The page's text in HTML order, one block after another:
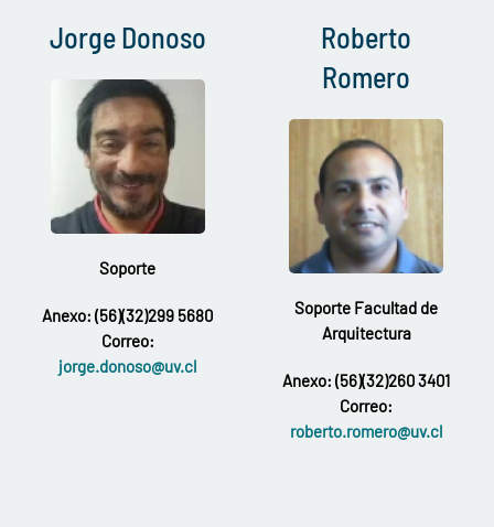
Jorge Donoso
Soporte
Anexo: (56)(32)299 5680
Correo:
jorge.donoso@uv.cl
Roberto
Romero
Soporte Facultad de
Arquitectura
Anexo: (56)(32)260 3401
Correo:
roberto.romero@uv.cl